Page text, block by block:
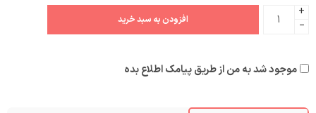
+
−
افزودن به سبد خرید
موجود شد به من از طریق پیامک اطلاع بده